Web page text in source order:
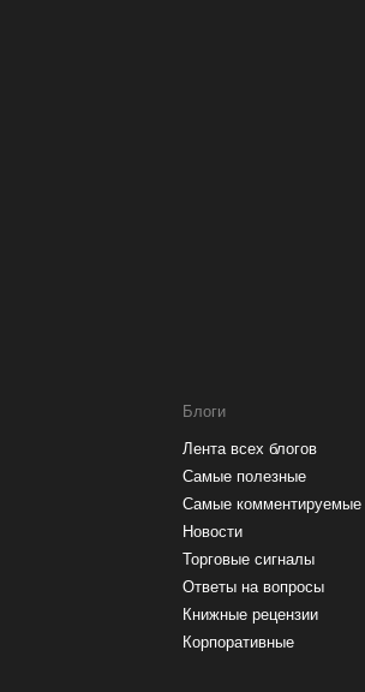
Блоги
Лента всех блогов
Самые полезные
Самые комментируемые
Новости
Торговые сигналы
Ответы на вопросы
Книжные рецензии
Корпоративные